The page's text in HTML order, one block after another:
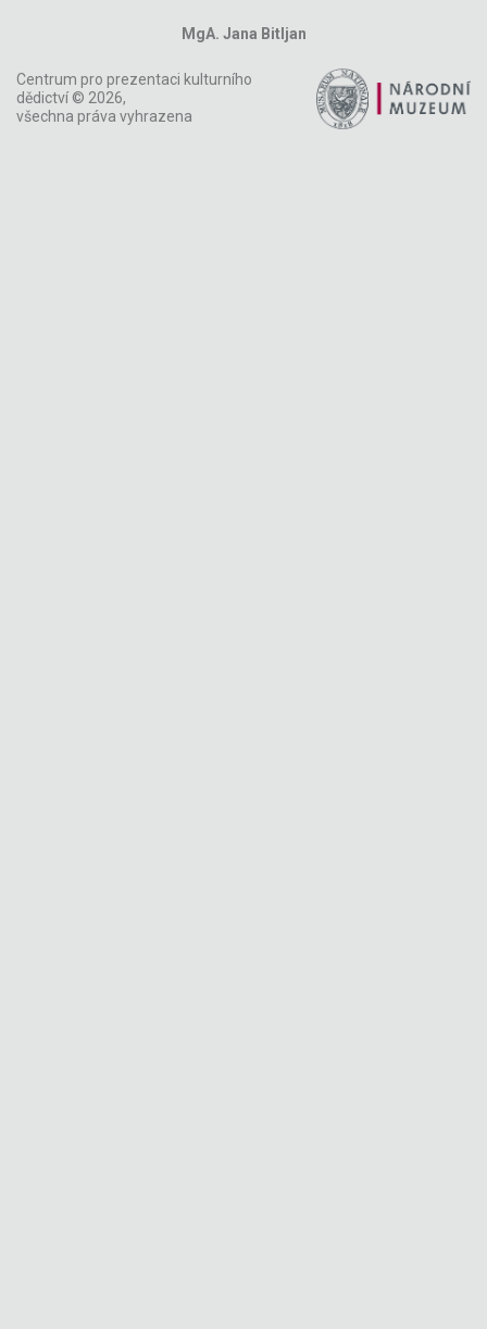
MgA. Jana Bitljan
Centrum pro prezentaci kulturního
dědictví © 2026,
všechna práva vyhrazena